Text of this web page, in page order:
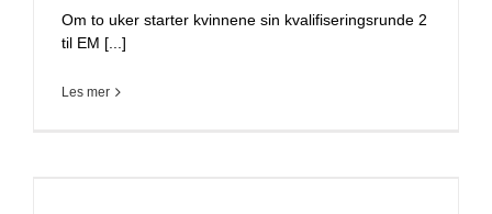
Om to uker starter kvinnene sin kvalifiseringsrunde 2
til EM [...]
Les mer